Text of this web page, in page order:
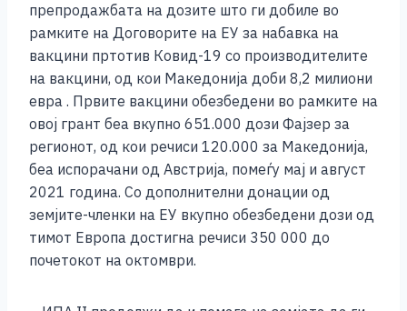
препродажбата на дозите што ги добиле во
рамките на Договорите на ЕУ за набавка на
вакцини пртотив Ковид-19 со производителите
на вакцини, од кои Македонија доби 8,2 милиони
евра . Првите вакцини обезбедени во рамките на
овој грант беа вкупно 651.000 дози Фајзер за
регионот, од кои речиси 120.000 за Македонија,
беа испорачани од Австрија, помеѓу мај и август
2021 година. Со дополнителни донации од
земјите-членки на ЕУ вкупно обезбедени дози од
тимот Европа достигна речиси 350 000 до
почетокот на октомври.